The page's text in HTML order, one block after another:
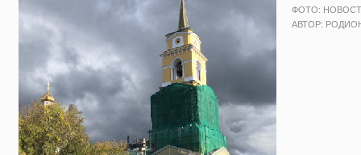
ФОТО:
АВТОР: